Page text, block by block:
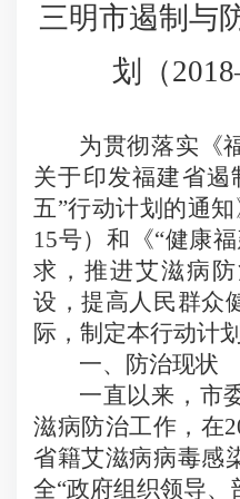
三明市遏制与
划（2018
为贯彻落实《
关于印发福建省遏
五”行动计划的通
15号）和《“健康
求，推进艾滋病
设，提高人民群众
际，制定本行动计划
一、防治现状
一直以来，市
滋病防治工作，在
省籍艾滋病病毒感
全“政府组织领导